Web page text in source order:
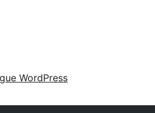
WordPress